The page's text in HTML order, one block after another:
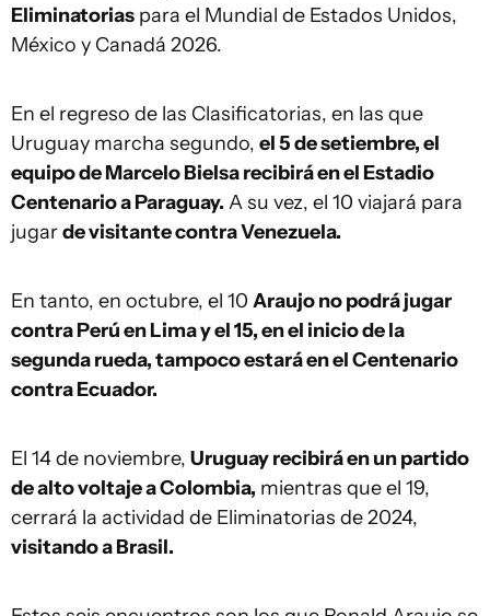
Eliminatorias para el Mundial de Estados Unidos,
México y Canadá 2026.
En el regreso de las Clasificatorias, en las que
Uruguay marcha segundo, el 5 de setiembre, el
equipo de Marcelo Bielsa recibirá en el Estadio
Centenario a Paraguay. A su vez, el 10 viajará para
jugarde visitante contra Venezuela.
En tanto, en octubre, el 10 Araujo no podrá jugar
contra Perú en Lima y el 15, en el inicio de la
segunda rueda, tampoco estará en el Centenario
contra Ecuador.
El 14 de noviembre, Uruguay recibirá en un partido
de alto voltaje a Colombia, mientras que el 19,
cerrará la actividad de Eliminatorias de 2024,
visitando a Brasil.